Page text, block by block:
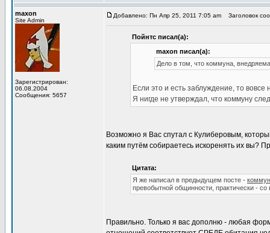
maxon
Site Admin
Зарегистрирован:
06.08.2004
Сообщения: 5657
Добавлено: Пн Апр 25, 2011 7:05 am Заголовок
Пойнтс писал(а):
maxon писал(а):
Дело в том, что коммуна,
Если это и есть заблуждение, то
Я нигде не утверждал, что коммуну
Возможно я Вас спутал с Кулиберовым,
каким путём собираетесь искоренять их вы?
Цитата:
Я же написал в предыдущем посте -
превобытной общинности, практически -
Правильно. Только я вас дополню - любая